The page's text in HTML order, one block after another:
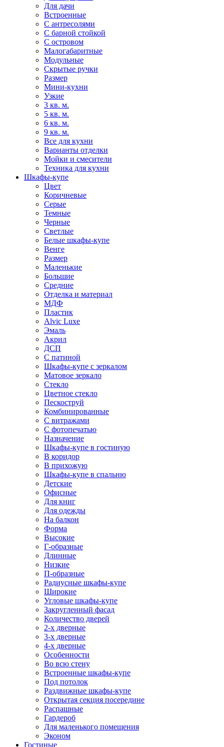
Для дачи
Встроенные
С антресолями
С барной стойкой
С островом
Малогабаритные
Модульные
Скрытые ручки
Размер
Мини-кухни
Узкие
3 кв. м.
5 кв. м.
6 кв. м.
9 кв. м.
Все для кухни
Варианты отделки
Мойки и смесители
Техника для кухни
Шкафы-купе
Цвет
Коричневые
Серые
Темные
Черные
Светлые
Белые шкафы-купе
Венге
Размер
Маленькие
Большие
Средние
Отделка и материал
МДФ
Пластик
Alvic Luxe
Эмаль
Акрил
ДСП
С патиной
Шкафы-купе с зеркалом
Матовое зеркало
Стекло
Цветное стекло
Пескоструй
Комбинированные
С витражами
С фотопечатью
Назначение
Шкафы-купе в гостиную
В коридор
В прихожую
Шкафы-купе в спальню
Детские
Офисные
Для книг
Для одежды
На балкон
Форма
Высокие
Г-образные
Длинные
Низкие
П-образные
Радиусные шкафы-купе
Широкие
Угловые шкафы-купе
Закругленный фасад
Количество дверей
2-х дверные
3-х дверные
4-х дверные
Особенности
Во всю стену
Встроенные шкафы-купе
Под потолок
Раздвижные шкафы-купе
Открытая секция посередине
Распашные
Гардероб
Для маленького помещения
Эконом
Гостиные